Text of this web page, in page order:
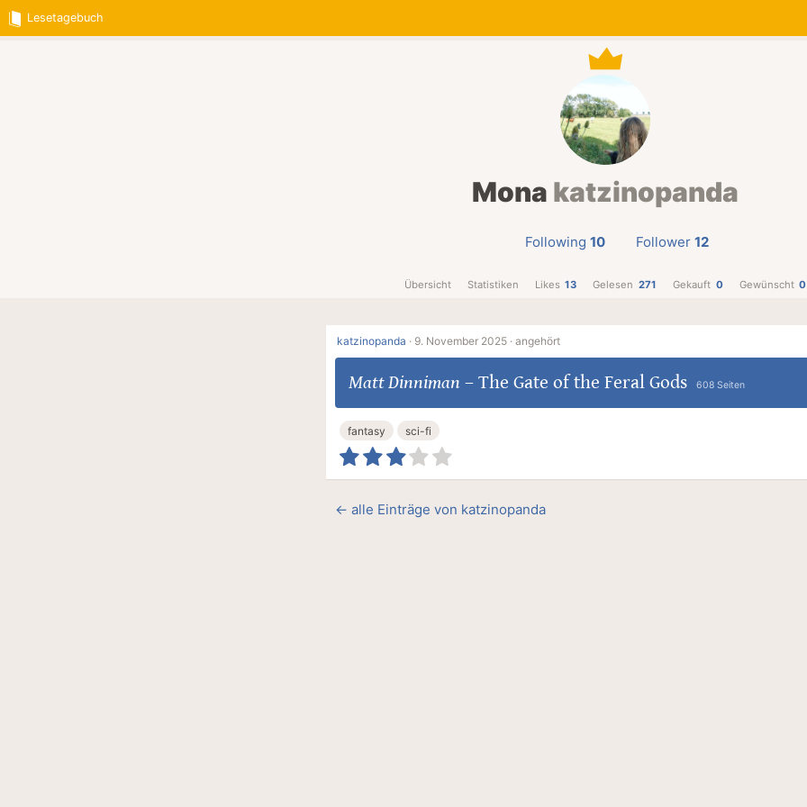
Lesetagebuch
Mona katzinopanda
Following 10 Follower 12
Übersicht Statistiken Likes 13 Gelesen 271 Gekauft 0 Gewünscht 0
katzinopanda · 9. November 2025 · angehört
Matt Dinniman – The Gate of the Feral Gods 608 Seiten
fantasy sci-fi
← alle Einträge von katzinopanda